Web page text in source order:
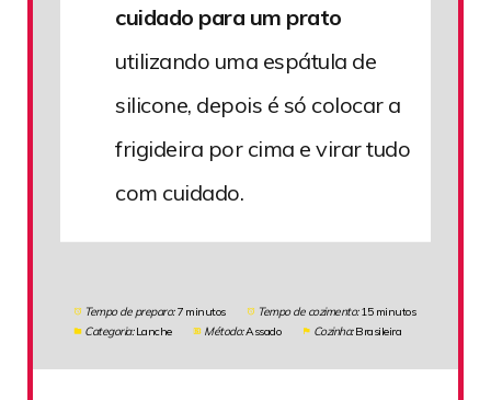
cuidado para um prato
utilizando uma espátula de
silicone, depois é só colocar a
frigideira por cima e virar tudo
com cuidado.
Tempo de preparo: 7 minutos Tempo de cozimento: 15 minutos
Categoria: Lanche Método:Assado Cozinha: Brasileira